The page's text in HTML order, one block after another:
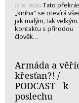
(7. 8. 2026) Tato
„kniha“ se otevírá
jak malým, tak
kontaktu s přírodou
člověk…
Armáda a
křesťan?! /
PODCAST - k
poslechu